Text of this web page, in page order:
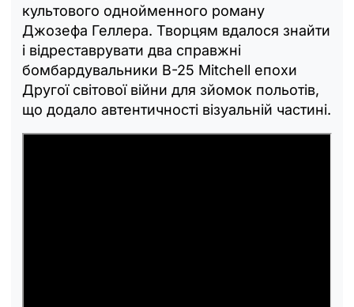
культового однойменного роману
Джозефа Геллера. Творцям вдалося знайти
і відреставрувати два справжні
бомбардувальники B-25 Mitchell епохи
Другої світової війни для зйомок польотів,
що додало автентичності візуальній частині.